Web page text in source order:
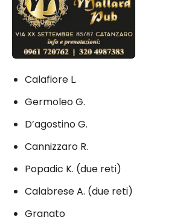
Calafiore L.
Germoleo G.
D’agostino G.
Cannizzaro R.
Popadic K. (due reti)
Calabrese A. (due reti)
Granato